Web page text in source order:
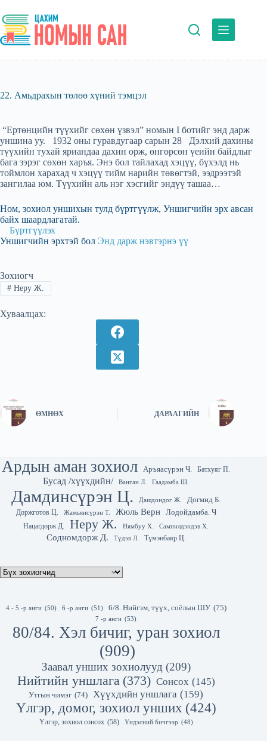
to
content
22. Амьдрахын төлөө хүний тэмцэл
“Ертөнцийн түүхийг сөхөн үзвэл” номын I ботийг энд дарж
уншина уу. 1932 оны гуравдугаар сарын 28 Дэлхий дахины
түүхийн тухай яриандаа дахин орж, өнгөрсөн үеийн байдлыг
бага зэрэг сөхөн харъя. Энэ бол тайлахад хэцүү, бүхэлд нь
тоймлон харахад ч хэцүү тийм нарийн төвөгтэй, ээдрээтэй
зангилаа юм. Түүхийн аль нэг хэсгийг эндүү ташаа…
Ном, зохиол уншихын тулд бүртгүүлж, Уншигчийн эрх авсан
байх шаардлагатай.
Бүртгүүлэх
Уншигчийн эрхтэй бол Энд дарж нэвтэрнэ үү
Зохиогч
#Неру Ж.
Хуваалцах:
ӨМНӨХ ДАРААГИЙН
Ардын аман зохиол Аръяасүрэн Ч. Батхуяг П.
Бусад /хүүхдийн/ Ванган Л. Гаадамба Ш.
Дамдинсүрэн Ц. Дашдондог Ж.
Догмид Б.
Доржготов Ц.
Жамьянсүрэн Т. Жюль Верн Лодойдамба. Ч
Нацагдорж Д. Неру Ж. Нямбуу Х. Сампилдэндэв Х.
Содномдорж Д. Түдэв Л. Түмэнбаяр Ц.
4 - 5 -р анги (50) 6 -р анги (51) 6/8. Нийгэм, түүх, соёлын ШУ (75)
7 -р анги (53)
80/84. Хэл бичиг, уран зохиол
(909)
Заавал унших зохиолууд (209)
Нийтийн уншлага (373) Сонсох (145)
Утгын чимэг (74) Хүүхдийн уншлага (159)
Үлгэр, домог, зохиол унших (424)
Үлгэр, зохиол сонсох (58) Үндэсний бичгээр (48)